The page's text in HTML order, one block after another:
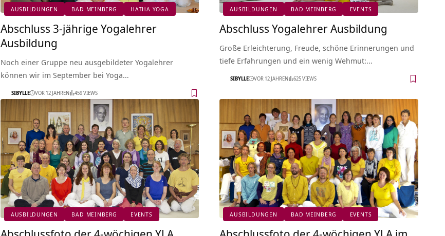
AUSBILDUNGEN BAD MEINBERG HATHA YOGA
Abschluss 3-jährige Yogalehrer
Ausbildung
Noch einer Gruppe neu ausgebildeter Yogalehrer
können wir im September bei Yoga…
SIBYLLE VOR 12 JAHREN 459 VIEWS
AUSBILDUNGEN BAD MEINBERG EVENTS
Abschluss Yogalehrer Ausbildung
Große Erleichterung, Freude, schöne Erinnerungen und
tiefe Erfahrungen und ein wenig Wehmut:…
SIBYLLE VOR 12 JAHREN 625 VIEWS
AUSBILDUNGEN BAD MEINBERG EVENTS AUSBILDUNGEN BAD MEINBERG EVENTS